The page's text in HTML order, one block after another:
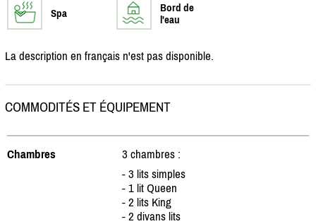
Spa
Bord de
l'eau
La description en français n'est pas disponible.
COMMODITÉS ET ÉQUIPEMENT
Chambres
3 chambres :
- 3 lits simples
- 1 lit Queen
- 2 lits King
- 2 divans lits